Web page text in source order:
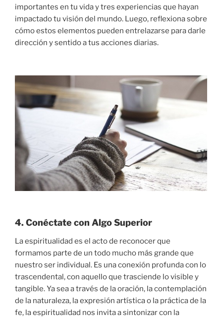
importantes en tu vida y tres experiencias que hayan
impactado tu visión del mundo. Luego, reflexiona sobre
cómo estos elementos pueden entrelazarse para darle
dirección y sentido a tus acciones diarias.
4. Conéctate con Algo Superior
La espiritualidad es el acto de reconocer que
formamos parte de un todo mucho más grande que
nuestro ser individual. Es una conexión profunda con lo
trascendental, con aquello que trasciende lo visible y
tangible. Ya sea a través de la oración, la contemplación
de la naturaleza, la expresión artística o la práctica de la
fe, la espiritualidad nos invita a sintonizar con la